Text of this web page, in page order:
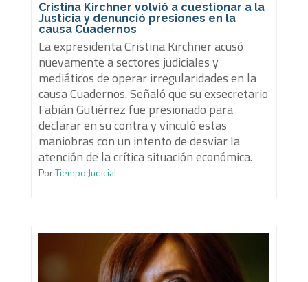
Cristina Kirchner volvió a cuestionar a la
Justicia y denunció presiones en la
causa Cuadernos
La expresidenta Cristina Kirchner acusó
nuevamente a sectores judiciales y
mediáticos de operar irregularidades en la
causa Cuadernos. Señaló que su exsecretario
Fabián Gutiérrez fue presionado para
declarar en su contra y vinculó estas
maniobras con un intento de desviar la
atención de la crítica situación económica.
PorTiempo Judicial